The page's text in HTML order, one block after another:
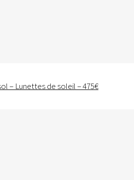
– Lunettes de soleil – 475€